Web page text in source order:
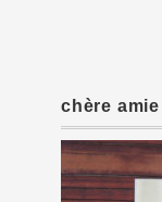
chère amie